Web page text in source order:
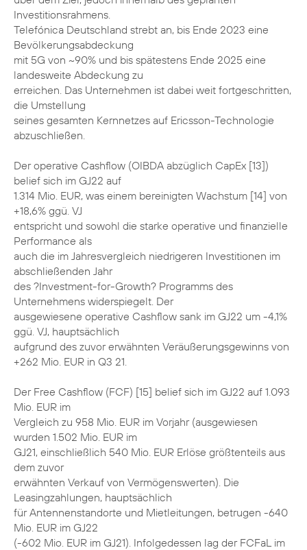
Investitionsrahmens.
Telefónica Deutschland strebt an, bis Ende 2023 eine
Bevölkerungsabdeckung
mit 5G von ~90% und bis spätestens Ende 2025 eine
landesweite Abdeckung zu
erreichen. Das Unternehmen ist dabei weit fortgeschritten,
die Umstellung
seines gesamten Kernnetzes auf Ericsson-Technologie
abzuschließen.
Der operative Cashflow (OIBDA abzüglich CapEx [13])
belief sich im GJ22 auf
1.314 Mio. EUR, was einem bereinigten Wachstum [14] von
+18,6% ggü. VJ
entspricht und sowohl die starke operative und finanzielle
Performance als
auch die im Jahresvergleich niedrigeren Investitionen im
abschließenden Jahr
des ?Investment-for-Growth? Programms des
Unternehmens widerspiegelt. Der
ausgewiesene operative Cashflow sank im GJ22 um -4,1%
ggü. VJ, hauptsächlich
aufgrund des zuvor erwähnten Veräußerungsgewinns von
+262 Mio. EUR in Q3 21.
Der Free Cashflow (FCF) [15] belief sich im GJ22 auf 1.093
Mio. EUR im
Vergleich zu 958 Mio. EUR im Vorjahr (ausgewiesen
wurden 1.502 Mio. EUR im
GJ21, einschließlich 540 Mio. EUR Erlöse größtenteils aus
dem zuvor
erwähnten Verkauf von Vermögenswerten). Die
Leasingzahlungen, hauptsächlich
für Antennenstandorte und Mietleitungen, betrugen -640
Mio. EUR im GJ22
(-602 Mio. EUR im GJ21). Infolgedessen lag der FCFaL im